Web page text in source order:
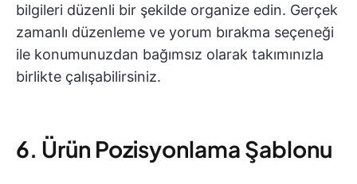
bilgileri düzenli bir şekilde organize edin. Gerçek
zamanlı düzenleme ve yorum bırakma seçeneği
ile konumunuzdan bağımsız olarak takımınızla
birlikte çalışabilirsiniz.
6. Ürün Pozisyonlama Şablonu